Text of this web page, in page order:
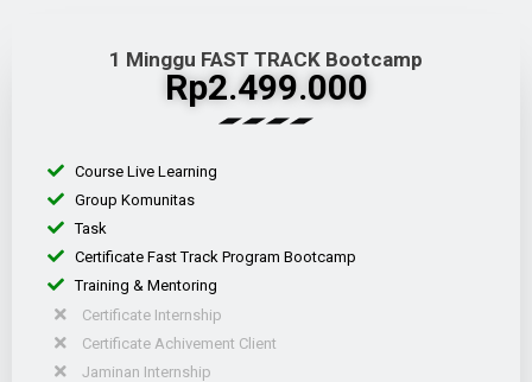
1 Minggu FAST TRACK Bootcamp
Rp2.499.000
Course Live Learning
Group Komunitas
Task
Certificate Fast Track Program Bootcamp
Training & Mentoring
Certificate Internship
Certificate Achivement Client
Jaminan Internship